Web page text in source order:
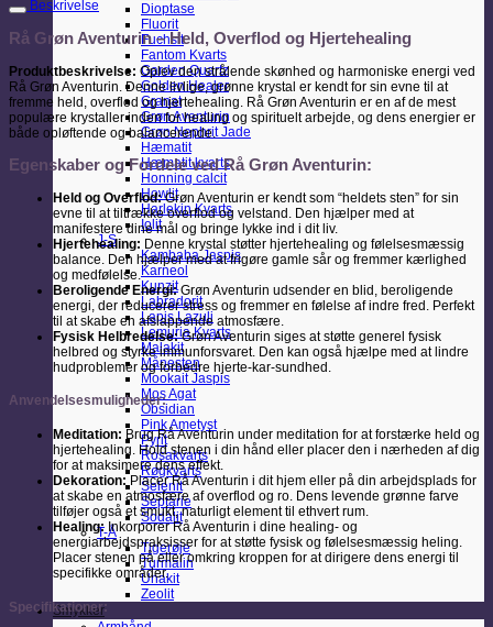
Dioptase
Fluorit
Fuchsit
Fantom Kvarts
Garden Quartz
Golden Healer
Granat
Grøn Aventurin
Grøn Nephrit Jade
Hæmatit
Hæmatit kvarts
Honning calcit
Howlit
Harlekin Kvarts
Iolit
J-S
Kambaba Jaspis
Karneol
Kunzit
Labradorit
Lapis Lazuli
Lemuria Kvarts
Malakit
Månesten
Mookait Jaspis
Mos Agat
Obsidian
Pink Ametyst
Pyrit
Rosakvarts
Røgkvarts
Selenit
Septarie
Sodalit
T-Å
Tigerøje
Turmalin
Unakit
Zeolit
Smykker
Beskrivelse
Rå Grøn Aventurin – Held, Overflod og Hjertehealing
Produktbeskrivelse: Oplev den strålende skønhed og harmoniske energi ved
Rå Grøn Aventurin. Denne livlige, grønne krystal er kendt for sin evne til at
fremme held, overflod og hjertehealing. Rå Grøn Aventurin er en af de mest
populære krystaller inden for healing og spirituelt arbejde, og dens energier er
både opløftende og balancerende.
Egenskaber og Fordele ved Rå Grøn Aventurin:
Held og Overflod:Grøn Aventurin er kendt som “heldets sten” for sin
evne til at tiltrække overflod og velstand. Den hjælper med at
manifestere dine mål og bringe lykke ind i dit liv.
Hjertehealing: Denne krystal støtter hjertehealing og følelsesmæssig
balance. Den hjælper med at frigøre gamle sår og fremmer kærlighed
og medfølelse.
Beroligende Energi:Grøn Aventurin udsender en blid, beroligende
energi, der reducerer stress og fremmer en følelse af indre fred. Perfekt
til at skabe en afslappende atmosfære.
Fysisk Helbredelse:Grøn Aventurin siges at støtte generel fysisk
helbred og styrke immunforsvaret. Den kan også hjælpe med at lindre
hudproblemer og forbedre hjerte-kar-sundhed.
Anvendelsesmuligheder:
Meditation: Brug Rå Aventurin under meditation for at forstærke held og
hjertehealing. Hold stenen i din hånd eller placer den i nærheden af dig
for at maksimere dens effekt.
Dekoration: Placer Rå Aventurin i dit hjem eller på din arbejdsplads for
at skabe en atmosfære af overflod og ro. Dens levende grønne farve
tilføjer også et smukt, naturligt element til ethvert rum.
Healing: Inkorporer Rå Aventurin i dine healing- og
energiarbejdspraksisser for at støtte fysisk og følelsesmæssig heling.
Placer stenen på eller omkring kroppen for at dirigere dens energi til
specifikke områder.
Specifikationer: